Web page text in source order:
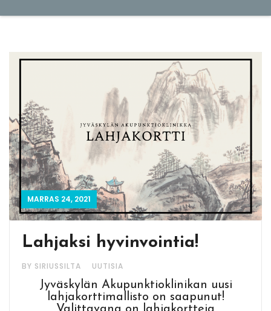
MARRAS 24, 2021
Lahjaksi hyvinvointia!
BY SIRIUSSILTA UUTISIA
Jyväskylän Akupunktioklinikan uusi
lahjakorttimallisto on saapunut!